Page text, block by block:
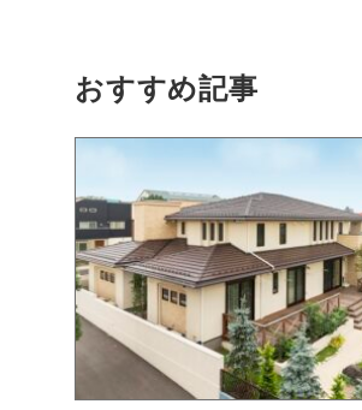
おすすめ記事